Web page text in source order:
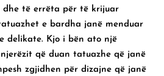
dhe të errëta për të krijuar
e bardha janë menduar
delikate. Kjo i bën ato një
që duan tatuazhe që janë
zgjidhen për dizajne që janë